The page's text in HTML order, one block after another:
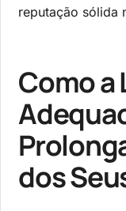
reputação sólida
Como a
dos